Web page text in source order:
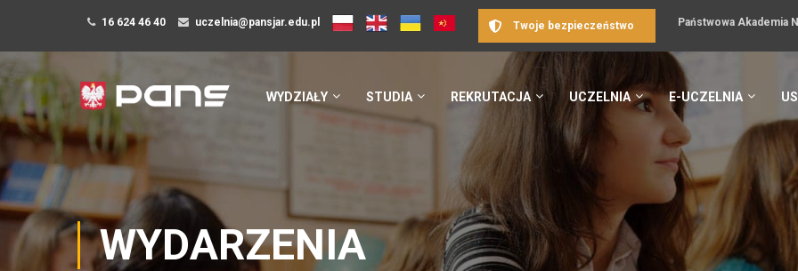
16 624 46 40 uczelnia@pansjar.edu.pl Państwowa Akademia
Twoje bezpieczeństwo
WYDZIAŁY STUDIA REKRUTACJA UCZELNIA E-UCZELNIA
WYDARZENIA